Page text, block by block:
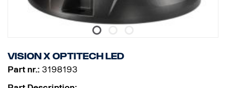
Vision X Optitech LED
Part nr.: 3198193